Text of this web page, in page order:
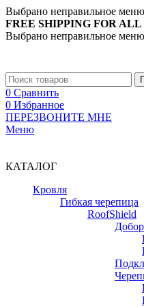
Выбрано неправильное меню
FREE SHIPPING FOR ALL
Выбрано неправильное меню
0 Сравнить
0 Избранное
ПЕРЕЗВОНИТЕ МНЕ
Меню
КАТАЛОГ
Кровля
Гибкая черепица
RoofShield